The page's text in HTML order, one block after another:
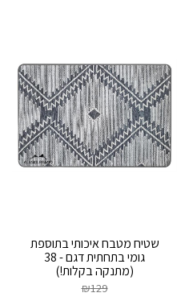
שטיח מטבח איכותי בתוספת
גומי בתחתית דגם - 38
(מתנקה בקלות!)
₪129